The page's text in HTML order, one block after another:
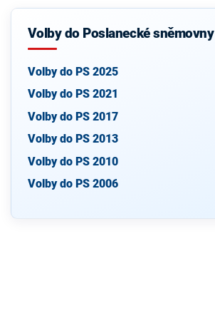
Volby do Poslanecké sněmovny
Volby do PS 2025
Volby do PS 2021
Volby do PS 2017
Volby do PS 2013
Volby do PS 2010
Volby do PS 2006